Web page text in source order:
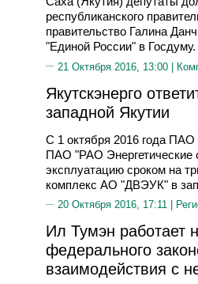
республиканского
правительство Галина
"Единой России" в Госдуму.
21 Октября 2016, 13:00 |
Якутскэнерго
западной Якутии
С 1 октября 2016 года ПАО
ПАО "РАО Энергетические
эксплуатацию сроком на
комплекс АО "ДВЭУК" в
20 Октября 2016, 17:11 |
Ил Тумэн работает
федерального
взаимодействия с